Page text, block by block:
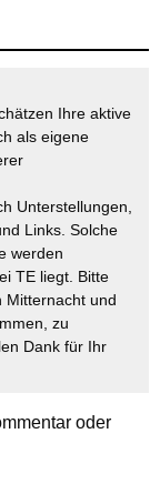
Ihre aktive
als eigene
Unterstellungen,
Links. Solche
werden
TE liegt. Bitte
Mitternacht und
zu
Dank für Ihr
oder